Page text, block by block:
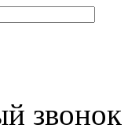
звонок